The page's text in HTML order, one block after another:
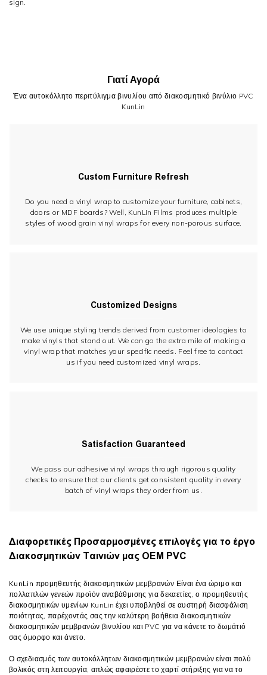
sign.
Γιατί Αγορά
Ένα αυτοκόλλητο περιτύλιγμα βινυλίου από διακοσμητικό βινύλιο PVC
KunLin
Custom Furniture Refresh
Do you need a vinyl wrap to customize your furniture, cabinets,
doors or MDF boards? Well, KunLin Films produces multiple
styles of wood grain vinyl wraps for every non-porous surface.
Customized Designs
We use unique styling trends derived from customer ideologies to
make vinyls that stand out. We can go the extra mile of making a
vinyl wrap that matches your specific needs. Feel free to contact
us if you need customized vinyl wraps.
Satisfaction Guaranteed
We pass our adhesive vinyl wraps through rigorous quality
checks to ensure that our clients get consistent quality in every
batch of vinyl wraps they order from us.
Διαφορετικές Προσαρμοσμένες επιλογές για το έργο
Διακοσμητικών Ταινιών μας OEM PVC
KunLin προμηθευτής διακοσμητικών μεμβρανών Είναι ένα ώριμο και
πολλαπλών γενεών προϊόν αναβάθμισης για δεκαετίες, ο προμηθευτής
διακοσμητικών υμενίων KunLin έχει υποβληθεί σε αυστηρή διασφάλιση
ποιότητας, παρέχοντάς σας την καλύτερη βοήθεια διακοσμητικών
διακοσμητικών μεμβρανών βινυλίου και PVC για να κάνετε το δωμάτιό
σας όμορφο και άνετο.
Ο σχεδιασμός των αυτοκόλλητων διακοσμητικών μεμβρανών είναι πολύ
βολικός στη λειτουργία, απλώς αφαιρέστε το χαρτί στήριξης για να το